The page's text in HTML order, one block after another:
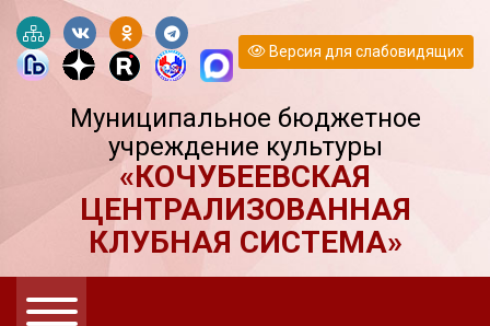
Версия для слабовидящих
Муниципальное бюджетное
учреждение культуры
«КОЧУБЕЕВСКАЯ
ЦЕНТРАЛИЗОВАННАЯ
КЛУБНАЯ СИСТЕМА»